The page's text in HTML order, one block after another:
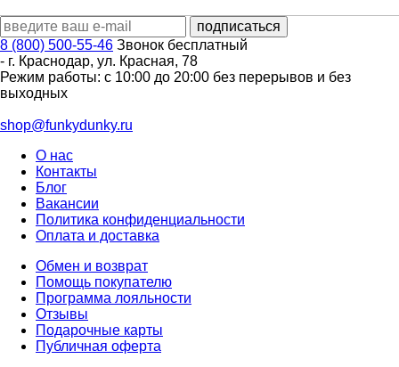
8 (800) 500-55-46 Звонок бесплатный
- г. Краснодар, ул. Красная, 78
Режим работы: с 10:00 до 20:00 без перерывов и без
выходных
shop@funkydunky.ru
О нас
Контакты
Блог
Вакансии
Политика конфиденциальности
Оплата и доставка
Обмен и возврат
Помощь покупателю
Программа лояльности
Отзывы
Подарочные карты
Публичная оферта